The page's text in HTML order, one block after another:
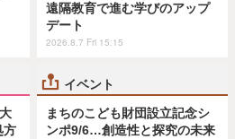
遠隔教育で進む学びのアップ
デート
2026.8.7 Fri 15:15
方
イベント
まちのこども財団設立記念シ
ンポ9/6…創造性と探究の未来